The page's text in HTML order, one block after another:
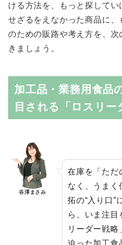
ける方法を、もっと探して
せざるをえなかった商品に
のための販路や考え方を、
きましょう。
加工品・業務用食品
目される「ロスリー
谷澤まさみ
在庫を「ただ
なく、うまく
拓の“入り口”
ら、いま注目
リーダー戦
迫った加工食